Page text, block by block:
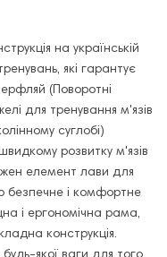
на українській
які гарантує
(Поворотні
для тренування м'язів
суглобі)
розвитку м'язів
елемент лави для
безпечне і комфортне
і ергономічна рама,
конструкція.